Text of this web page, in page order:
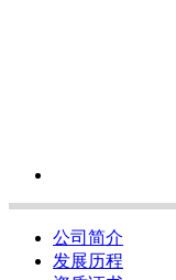
公司简介
发展历程